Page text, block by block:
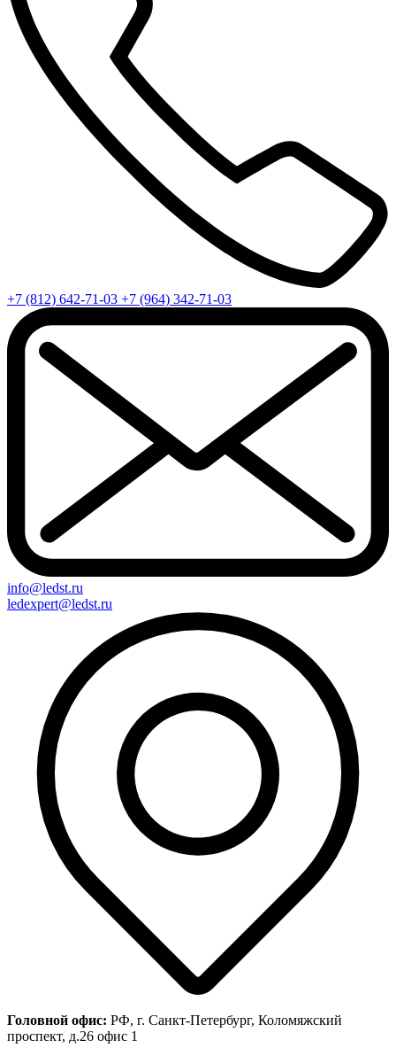
+7 (812) 642-71-03 +7 (964) 342-71-03
info@ledst.ru
ledexpert@ledst.ru
Головной офис: РФ, г. Санкт-Петербург, Коломяжский
проспект, д.26 офис 1